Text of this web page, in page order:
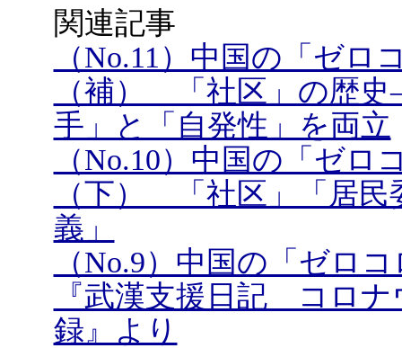
関連記事
（No.11）中国の「ゼ
（補） 「社区」の歴
手」と「自発性」を両立
（No.10）中国の「ゼ
（下） 「社区」「居民
義」
（No.9）中国の「ゼロ
『武漢支援日記 コロ
録』より